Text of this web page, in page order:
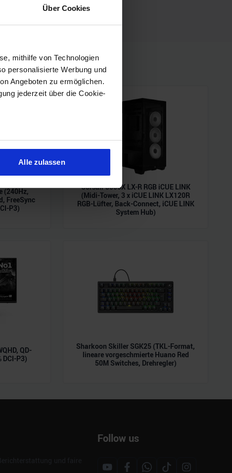
Über Cookies
mithilfe von Technologien
personalisierte Werbung und
Angeboten zu ermöglichen.
jederzeit über die Cookie-
sein können
Präferenzen im
Medien anbieten zu können
Alle zulassen
(240Hz,
FreeSync
P3)
Corsair 3500X LX-R RGB iCUE LINK
(Midi-Tower, 3 x iCUE LINK LX120R
RGB-Lüfter, Back-Connect, iCUE LINK
System Hub)
QD-
DCI-P3)
Sharkoon Skiller SGK25 (TKL-Format,
lineare vorgeschmierte Huano Red
50M Switches, Drehregler)
Follow us